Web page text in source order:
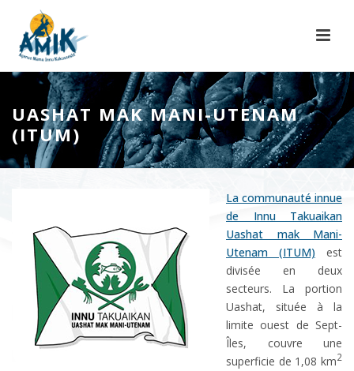
UASHAT MAK MANI-UTENAM
(ITUM)
La communauté innue
de Innu Takuaikan
Uashat mak Mani-
Utenam (ITUM) est
divisée en deux
secteurs. La portion
Uashat, située à la
limite ouest de Sept-
Îles, couvre une
superficie de 1,08 km2